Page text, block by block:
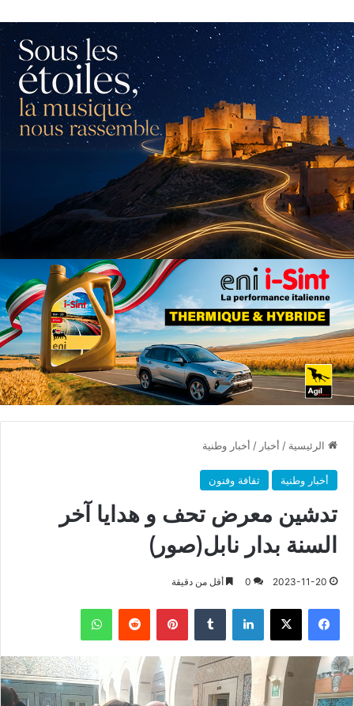
الرئيسية / أخبار / أخبار وطنية
أخبار وطنية ثقافة وفنون
تدشين معرض تحف و هدايا آخر
السنة بدار نابل(صور)
2023-11-20
0 أقل من دقيقة
فيسبوك X لينكدإن بينتيريست واتساب